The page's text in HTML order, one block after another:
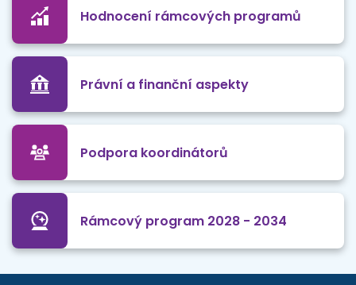
Hodnocení rámcových programů
Právní a finanční aspekty
Podpora koordinátorů
Rámcový program 2028 - 2034